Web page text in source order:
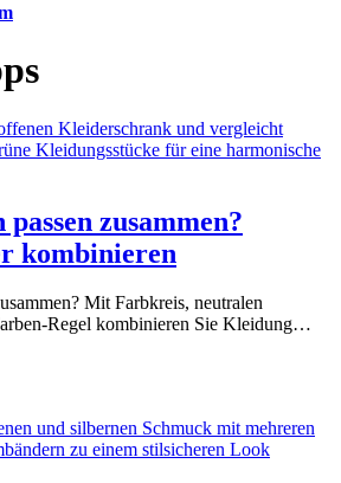
zusammen?
kombinieren
Mit Farbkreis, neutralen
Regel kombinieren Sie Kleidung…